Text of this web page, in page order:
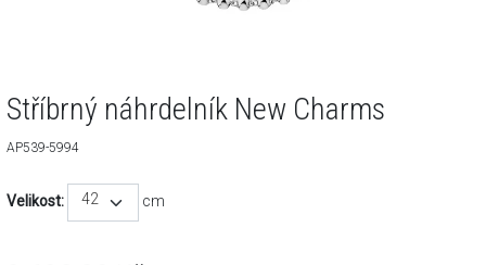
Stříbrný náhrdelník New Charms
AP539-5994
Velikost: 42 cm